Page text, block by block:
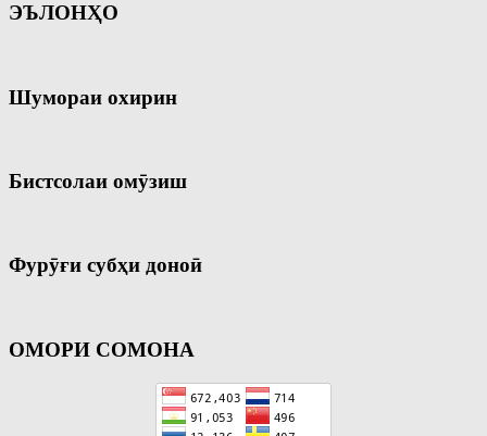
ЭЪЛОНҲО
Шумораи охирин
Бистсолаи омӯзиш
Фурӯғи субҳи доноӣ
ОМОРИ СОМОНА